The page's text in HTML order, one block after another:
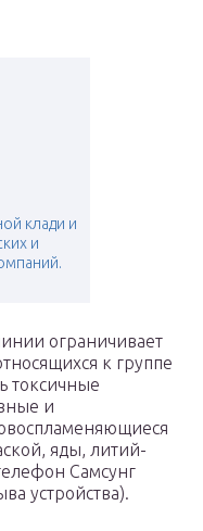
клади и
и
ограничивает
к группе
токсичные
и
яды, литий-
Самсунг
устройства).